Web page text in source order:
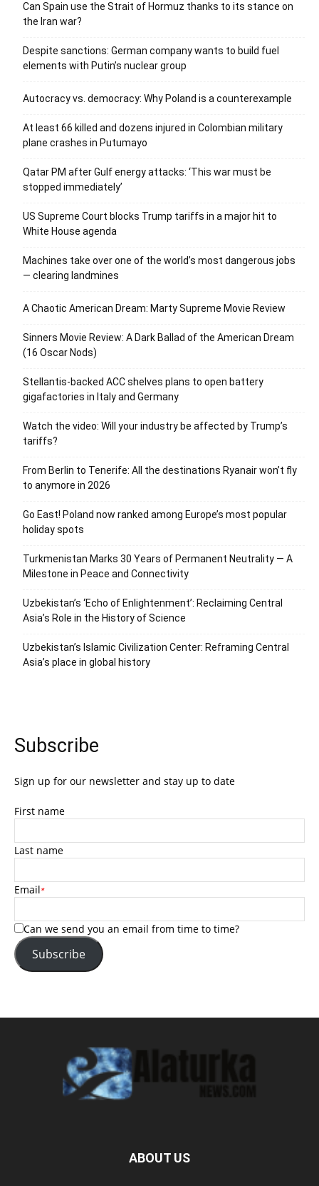
Can Spain use the Strait of Hormuz thanks to its stance on
the Iran war?
Despite sanctions: German company wants to build fuel
elements with Putin’s nuclear group
Autocracy vs. democracy: Why Poland is a counterexample
At least 66 killed and dozens injured in Colombian military
plane crashes in Putumayo
Qatar PM after Gulf energy attacks: ‘This war must be
stopped immediately’
US Supreme Court blocks Trump tariffs in a major hit to
White House agenda
Machines take over one of the world’s most dangerous jobs
— clearing landmines
A Chaotic American Dream: Marty Supreme Movie Review
Sinners Movie Review: A Dark Ballad of the American Dream
(16 Oscar Nods)
Stellantis-backed ACC shelves plans to open battery
gigafactories in Italy and Germany
Watch the video: Will your industry be affected by Trump’s
tariffs?
From Berlin to Tenerife: All the destinations Ryanair won’t fly
to anymore in 2026
Go East! Poland now ranked among Europe’s most popular
holiday spots
Turkmenistan Marks 30 Years of Permanent Neutrality — A
Milestone in Peace and Connectivity
Uzbekistan’s ‘Echo of Enlightenment’: Reclaiming Central
Asia’s Role in the History of Science
Uzbekistan’s Islamic Civilization Center: Reframing Central
Asia’s place in global history
Subscribe
Sign up for our newsletter and stay up to date
First name
Last name
Email*
Can we send you an email from time to time?
Subscribe
ABOUT US